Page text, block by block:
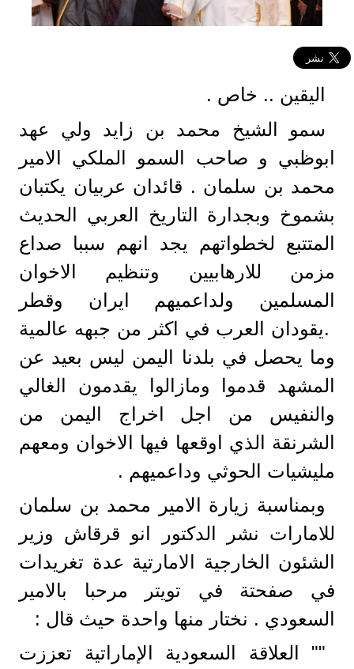
اليقين .. خاص .
سمو الشيخ محمد بن زايد ولي عهد
ابوظبي و صاحب السمو الملكي الامير
محمد بن سلمان . قائدان عربيان يكتبان
بشموخ وبجدارة التاريخ العربي الحديث
المتتبع لخطواتهم يجد انهم سببا صداع
مزمن للارهابيين وتنظيم الاخوان
المسلمين ولداعميهم ايران وقطر
.يقودان العرب في اكثر من جبهه عالمية
وما يحصل في بلدنا اليمن ليس بعيد عن
المشهد قدموا ومازالوا يقدمون الغالي
والنفيس من اجل اخراج اليمن من
الشرنقة الذي اوقعها فيها الاخوان ومعهم
مليشيات الحوثي وداعميهم .
وبمناسبة زيارة الامير محمد بن سلمان
للامارات نشر الدكتور انو قرقاش وزير
الشئون الخارجية الامارتية عدة تغريدات
في صفحتة في تويتر مرحبا بالامير
السعودي . نختار منها واحدة حيث قال :
"" العلاقة السعودية الإماراتية تعززت